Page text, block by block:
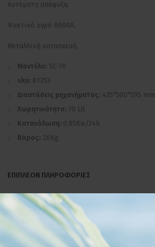
Αυτόματη απόψυξη.
Ψυκτικό υγρό R600A.
Μεταλλική κατασκευή.
Μοντέλο: SC-70
sku: 81353
Διαστάσεις μηχανήματος: 435*500*595 mm
Χωρητικότητα: 70 Lit
Κατανάλωση: 0,85Kw/24h
Βάρος: 26Kg
ΕΠΙΠΛΈΟΝ ΠΛΗΡΟΦΟΡΊΕΣ
ΣΧΕΤΙΚΆ ΠΡΟΪΌΝΤΑ